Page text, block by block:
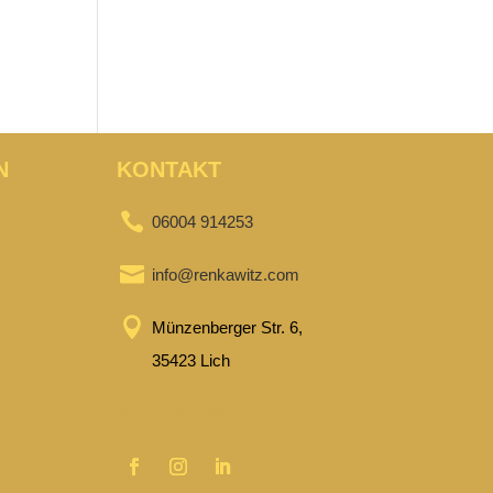
KONTAKT
 06004 914253
 info@renkawitz.com

Münzenberger Str. 6,
35423 Lich